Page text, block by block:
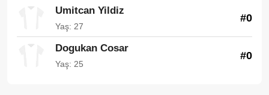
Umitcan Yildiz
Yaş: 27
#0
Dogukan Cosar
Yaş: 25
#0